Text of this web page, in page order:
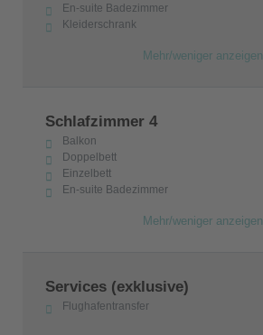
En-suite Badezimmer
Kleiderschrank
Mehr/weniger anzeigen
Schlafzimmer 4
Balkon
Doppelbett
Einzelbett
En-suite Badezimmer
Mehr/weniger anzeigen
Services (exklusive)
Flughafentransfer